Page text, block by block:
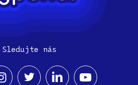
Sledujte nás